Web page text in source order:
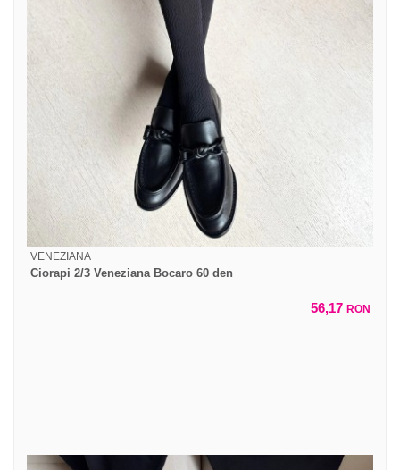
VENEZIANA
Ciorapi 2/3 Veneziana Bocaro 60 den
56,17 RON